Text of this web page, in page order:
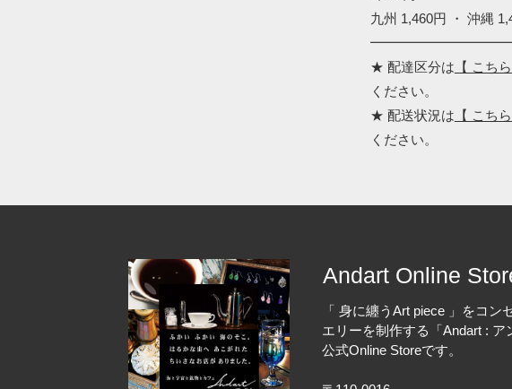
九州 1,460円 ・ 沖縄
★ 配達区分は 【 こちら
ください。
★ 配送状況は 【 こちら
ください。
Andart Online
「 身に纏うArt piece 」をコン
エリーを制作する「Andart : ア
公式Online Storeです。